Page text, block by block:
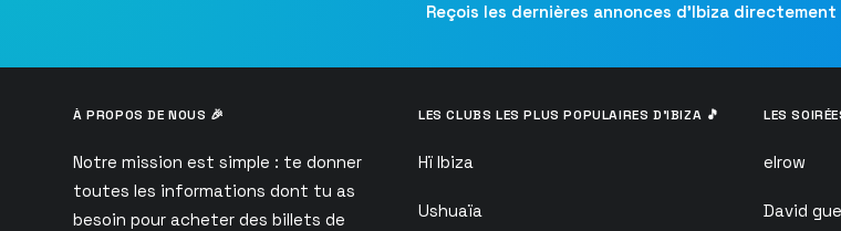
Reçois les dernières annonces d’Ibiza
À PROPOS DE NOUS 🎉
Notre mission est simple : te donner
toutes les informations dont tu as
besoin pour acheter des billets de
LES CLUBS LES PLUS POPULAIRES D’IBIZA 🎵
Hï Ibiza
Ushuaïa
LES
elrow
David